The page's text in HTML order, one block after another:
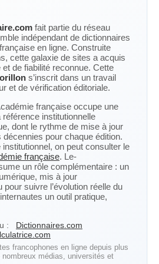
fait partie du réseau
indépendant de dictionnaires
en ligne. Construite
cette galaxie de sites a acquis
de fiabilité reconnue. Cette
orillon s’inscrit dans un travail
et de vérification éditoriale.
française occupe une
référence institutionnelle
dont le rythme de mise à jour
décennies pour chaque édition.
on peut consulter le
française. Le-
un rôle complémentaire : un
mis à jour
suivre l’évolution réelle du
un outil pratique,
:
Dictionnaires.com
francophones en ligne depuis plus
médias, universités et